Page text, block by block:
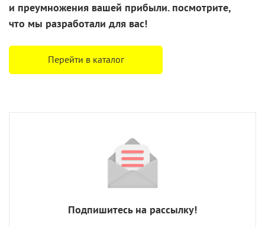
и преумножения вашей прибыли. посмотрите,
что мы разработали для вас!
Перейти в каталог
Подпишитесь на рассылку!